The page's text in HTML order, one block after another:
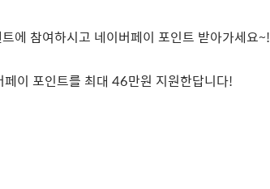
에 참여하시고 네이버페이 포인트 받아가세요~!
이 포인트를 최대 46만원 지원한답니다!